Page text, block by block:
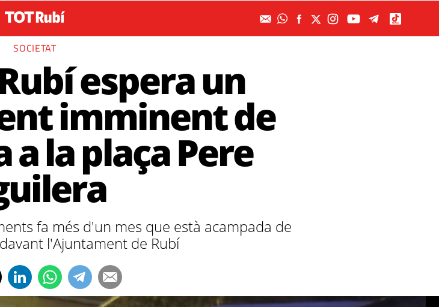
SOCIETAT
espera un
imminent de
la plaça Pere
fa més d'un mes que està acampada de
l'Ajuntament de Rubí